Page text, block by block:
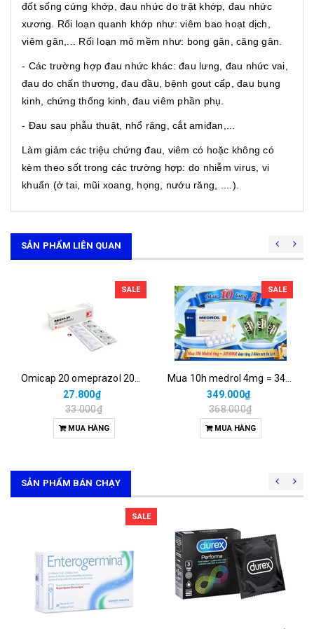
đốt sống cứng khớp, đau nhức do trật khớp, đau nhức
xương. Rối loạn quanh khớp như: viêm bao hoạt dịch,
viêm gân,... Rối loạn mô mềm như: bong gân, căng gân.
- Các trường hợp đau nhức khác: đau lưng, đau nhức vai,
đau do chấn thương, đau đầu, bệnh gout cấp, đau bụng
kinh, chứng thống kinh, đau viêm phần phụ.
- Đau sau phẫu thuật, nhổ răng, cắt amiđan,...
Làm giảm các triệu chứng đau, viêm có hoặc không có
kèm theo sốt trong các trường hợp: do nhiễm virus, vi
khuẩn (ở tai, mũi xoang, họng, nướu răng, ....).
SẢN PHẨM LIÊN QUAN
SALE
27.800₫
33.000₫
MUA HÀNG
SALE
349.000₫
368.000₫
MUA HÀNG
SẢN PHẨM BÁN CHẠY
SALE